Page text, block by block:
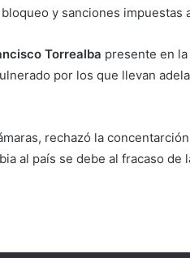
y sanciones impuestas
Torrealba presente en
por los que llevan
rechazó la
al país se debe al fracaso